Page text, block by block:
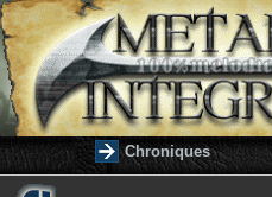
Chroniques